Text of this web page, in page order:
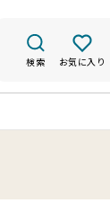
検索 お気に入り